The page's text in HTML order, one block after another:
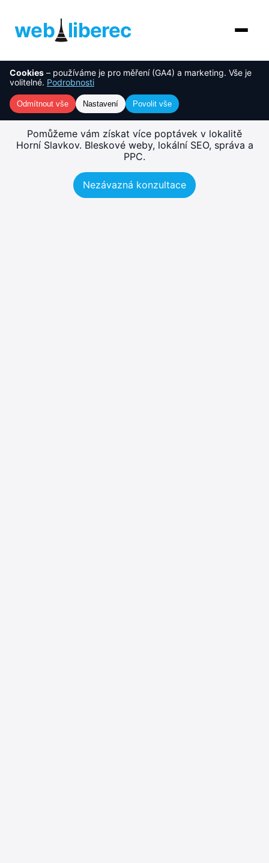
web liberec
O nás
Služby
NOVINKA
AI řešení
Cookies – používáme je pro měření (GA4) a marketing. Vše je
volitelné. Podrobnosti
Odmítnout vše Nastavení Povolit vše
Tvorba webu Horní Slavkov
– rychlé, SEO-ready weby
Pomůžeme vám získat více poptávek v lokalitě
Horní Slavkov. Bleskové weby, lokální SEO, správa a
PPC.
Nezávazná konzultace